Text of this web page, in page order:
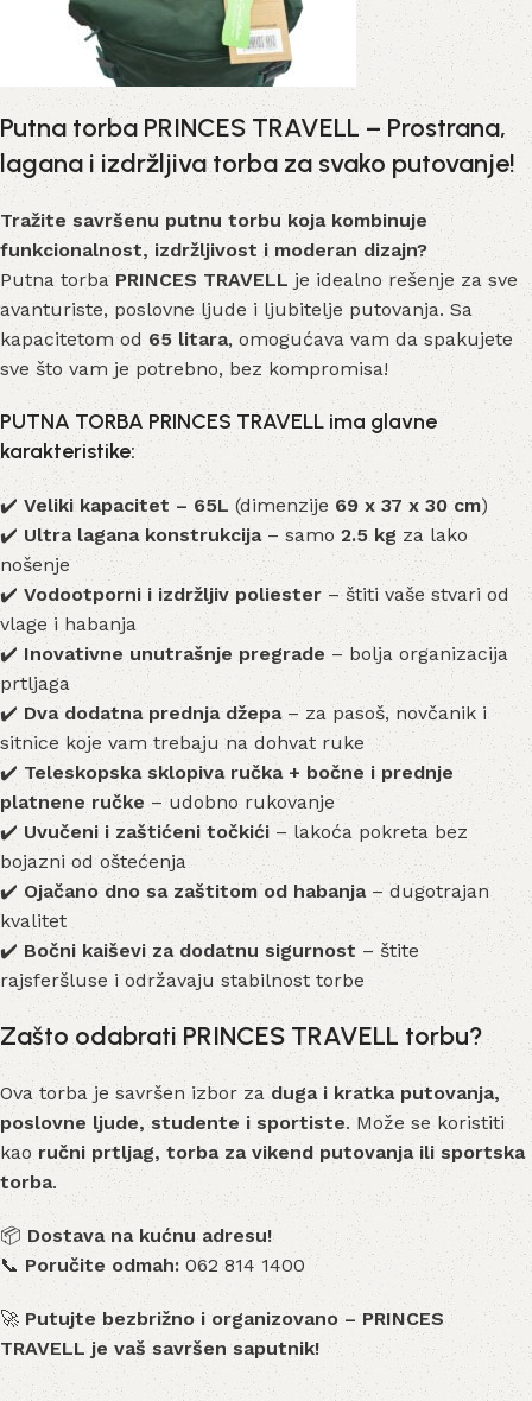
Putna torba PRINCES TRAVELL – Prostrana,
lagana i izdržljiva torba za svako putovanje!
Tražite savršenu putnu torbu koja kombinuje
funkcionalnost, izdržljivost i moderan dizajn?
Putna torbaPRINCES TRAVELL je idealno rešenje za sve
avanturiste, poslovne ljude i ljubitelje putovanja. Sa
kapacitetom od 65 litara, omogućava vam da spakujete
sve što vam je potrebno, bez kompromisa!
PUTNA TORBA PRINCES TRAVELL ima glavne
karakteristike:
✔️ Veliki kapacitet – 65L (dimenzije 69 x 37 x 30 cm)
✔️ Ultra lagana konstrukcija– samo 2.5 kg za lako
nošenje
✔️ Vodootporni i izdržljiv poliester – štiti vaše stvari od
vlage i habanja
✔️ Inovativne unutrašnje pregrade – bolja organizacija
prtljaga
✔️ Dva dodatna prednja džepa– za pasoš, novčanik i
sitnice koje vam trebaju na dohvat ruke
✔️ Teleskopska sklopiva ručka + bočne i prednje
platnene ručke – udobno rukovanje
✔️ Uvučeni i zaštićeni točkići– lakoća pokreta bez
bojazni od oštećenja
✔️ Ojačano dno sa zaštitom od habanja– dugotrajan
kvalitet
✔️Bočni kaiševi za dodatnu sigurnost – štite
rajsferšluse i održavaju stabilnost torbe
Zašto odabrati PRINCES TRAVELL torbu?
Ova torba je savršen izbor zaduga i kratka putovanja,
poslovne ljude, studente i sportiste. Može se koristiti
kao ručni prtljag, torba za vikend putovanja ili sportska
torba.
📦 Dostava na kućnu adresu!
📞 Poručite odmah: 062 814 1400
🚀 Putujte bezbrižno i organizovano – PRINCES
TRAVELL je vaš savršen saputnik!